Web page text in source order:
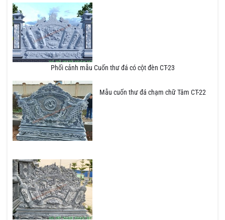
Phối cảnh mẫu Cuốn thư đá có cột đèn CT-23
Mẫu cuốn thư đá chạm chữ Tâm CT-22